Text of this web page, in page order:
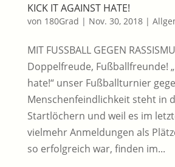
KICK IT AGAINST HATE!
von 180Grad | Nov. 30, 2018|
MIT FUSSBALL GEGEN
Doppelfreude, Fußballfreunde!
hate!“ unser Fußballturnier
Menschenfeindlichkeit steht in
Startlöchern und weil es im
vielmehr Anmeldungen als
so erfolgreich war, finden im...